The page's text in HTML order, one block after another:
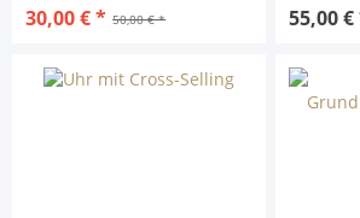
50,00 € *
30,00 € * 55,00